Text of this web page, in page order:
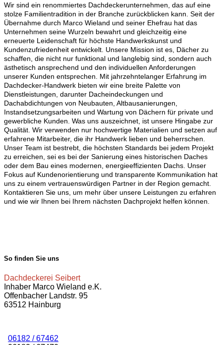
Wir sind ein renommiertes Dachdeckerunternehmen, das auf eine
stolze Familientradition in der Branche zurückblicken kann. Seit der
Übernahme durch Marco Wieland und seiner Ehefrau hat das
Unternehmen seine Wurzeln bewahrt und gleichzeitig eine
erneuerte Leidenschaft für höchste Handwerkskunst und
Kundenzufriedenheit entwickelt. Unsere Mission ist es, Dächer zu
schaffen, die nicht nur funktional und langlebig sind, sondern auch
ästhetisch ansprechend und den individuellen Anforderungen
unserer Kunden entsprechen. Mit jahrzehntelanger Erfahrung im
Dachdecker-Handwerk bieten wir eine breite Palette von
Dienstleistungen, darunter Dacheindeckungen und
Dachabdichtungen von Neubauten, Altbausanierungen,
Instandsetzungsarbeiten und Wartung von Dächern für private und
gewerbliche Kunden. Was uns auszeichnet, ist unsere Hingabe zur
Qualität. Wir verwenden nur hochwertige Materialien und setzen auf
erfahrene Mitarbeiter, die ihr Handwerk lieben und beherrschen.
Unser Team ist bestrebt, die höchsten Standards bei jedem Projekt
zu erreichen, sei es bei der Sanierung eines historischen Daches
oder dem Bau eines modernen, energieeffizienten Dachs. Unser
Fokus auf Kundenorientierung und transparente Kommunikation hat
uns zu einem vertrauenswürdigen Partner in der Region gemacht.
Kontaktieren Sie uns, um mehr über unsere Leistungen zu erfahren
und wie wir Ihnen bei Ihrem nächsten Dachprojekt helfen können.
So finden Sie uns
Dachdeckerei Seibert
Inhaber Marco Wieland e.K.
Offenbacher Landstr. 95
63512 Hainburg
06182 / 67462